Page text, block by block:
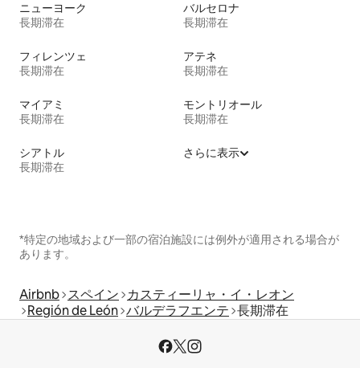
ニューヨーク
長期滞在
バルセロナ
長期滞在
フィレンツェ
長期滞在
アテネ
長期滞在
マイアミ
長期滞在
モントリオール
長期滞在
シアトル
長期滞在
さらに表示
*特定の地域および一部の宿泊施設には例外が適用される場合が
あります。
Airbnb スペイン カスティーリャ・イ・レオン
Región de León バルデラフエンテ 長期滞在